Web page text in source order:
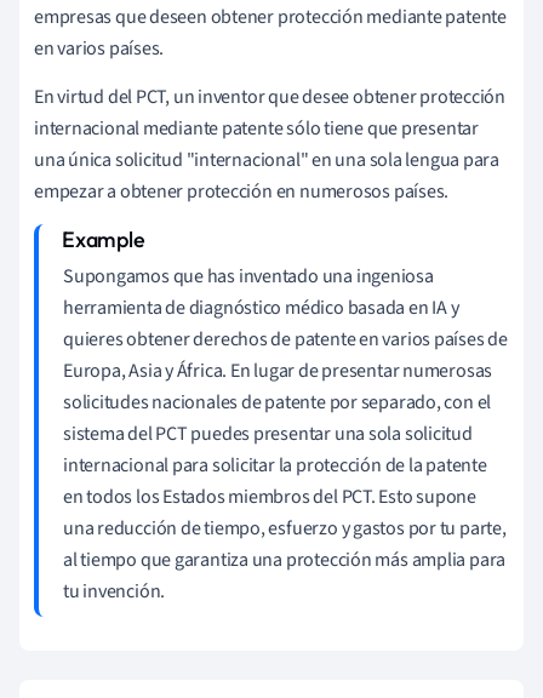
empresas que deseen obtener protección mediante patente
en varios países.
En virtud del PCT, un inventor que desee obtener protección
internacional mediante patente sólo tiene que presentar
una única solicitud "internacional" en una sola lengua para
empezar a obtener protección en numerosos países.
Supongamos que has inventado una ingeniosa
herramienta de diagnóstico médico basada en IA y
quieres obtener derechos de patente en varios países de
Europa, Asia y África. En lugar de presentar numerosas
solicitudes nacionales de patente por separado, con el
sistema del PCT puedes presentar una sola solicitud
internacional para solicitar la protección de la patente
en todos los Estados miembros del PCT. Esto supone
una reducción de tiempo, esfuerzo y gastos por tu parte,
al tiempo que garantiza una protección más amplia para
tu invención.